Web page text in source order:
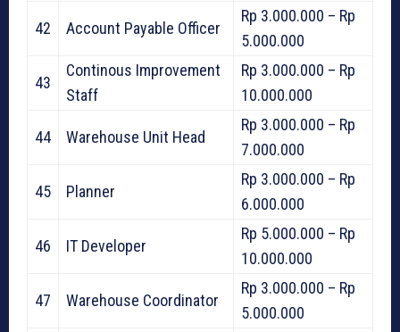
42 Account Payable Officer
Rp 3.000.000 – Rp
5.000.000
43
Continous Improvement
Staff
Rp 3.000.000 – Rp
10.000.000
44 Warehouse Unit Head
Rp 3.000.000 – Rp
7.000.000
45 Planner
Rp 3.000.000 – Rp
6.000.000
46 IT Developer
Rp 5.000.000 – Rp
10.000.000
47 Warehouse Coordinator
Rp 3.000.000 – Rp
5.000.000